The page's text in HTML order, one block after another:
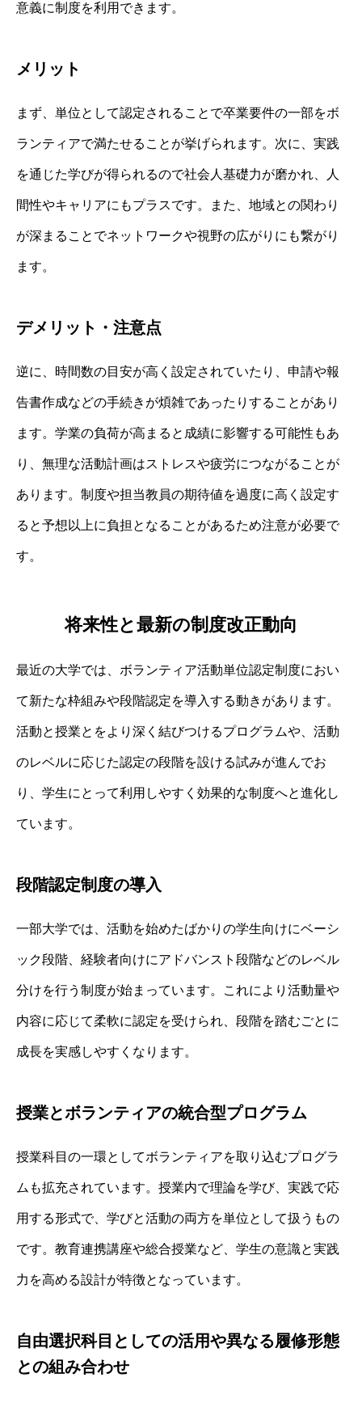
意義に制度を利用できます。
メリット
まず、単位として認定されることで卒業要件の一部をボ
ランティアで満たせることが挙げられます。次に、実践
を通じた学びが得られるので社会人基礎力が磨かれ、人
間性やキャリアにもプラスです。また、地域との関わり
が深まることでネットワークや視野の広がりにも繋がり
ます。
デメリット・注意点
逆に、時間数の目安が高く設定されていたり、申請や報
告書作成などの手続きが煩雑であったりすることがあり
ます。学業の負荷が高まると成績に影響する可能性もあ
り、無理な活動計画はストレスや疲労につながることが
あります。制度や担当教員の期待値を過度に高く設定す
ると予想以上に負担となることがあるため注意が必要で
す。
将来性と最新の制度改正動向
最近の大学では、ボランティア活動単位認定制度におい
て新たな枠組みや段階認定を導入する動きがあります。
活動と授業とをより深く結びつけるプログラムや、活動
のレベルに応じた認定の段階を設ける試みが進んでお
り、学生にとって利用しやすく効果的な制度へと進化し
ています。
段階認定制度の導入
一部大学では、活動を始めたばかりの学生向けにベーシ
ック段階、経験者向けにアドバンスト段階などのレベル
分けを行う制度が始まっています。これにより活動量や
内容に応じて柔軟に認定を受けられ、段階を踏むごとに
成長を実感しやすくなります。
授業とボランティアの統合型プログラム
授業科目の一環としてボランティアを取り込むプログラ
ムも拡充されています。授業内で理論を学び、実践で応
用する形式で、学びと活動の両方を単位として扱うもの
です。教育連携講座や総合授業など、学生の意識と実践
力を高める設計が特徴となっています。
自由選択科目としての活用や異なる履修形態
との組み合わせ